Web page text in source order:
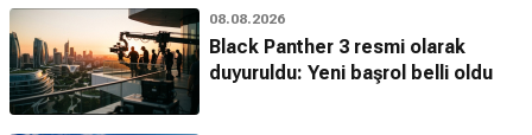
08.08.2026
Black Panther 3 resmi olarak
duyuruldu: Yeni başrol belli oldu